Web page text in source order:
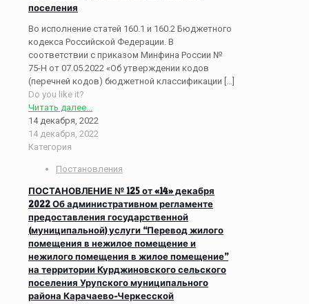
поселения
Во исполнение статей 160.1 и 160.2 Бюджетного
кодекса Российской Федерации. В
соответствии с приказом Минфина России №
75-Н от 07.05.2022 «Об утверждении кодов
(перечней кодов) бюджетной классификации
Do you like it?
Читать далее...
14 декабря, 2022
14 декабря, 2022
Категория
Постановления
ПОСТАНОВЛЕНИЕ № 125 от «14» декабря
2022 Об административном регламенте
предоставления государственной
(муниципальной) услуги “Перевод жилого
помещения в нежилое помещение и
нежилого помещения в жилое помещение”
на территории Курджиновского сельского
поселения Урупского муниципального
района Карачаево-Черкесской